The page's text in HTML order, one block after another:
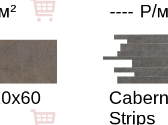
---- Р/
Strips